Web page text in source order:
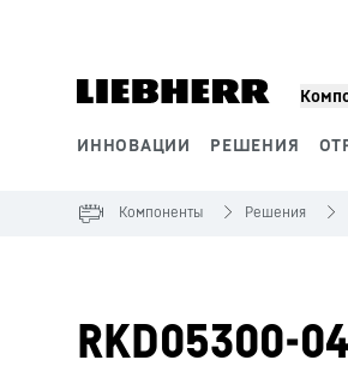
ИННОВАЦИИ РЕШЕНИЯ
Компоненты Решения
RKD05300-